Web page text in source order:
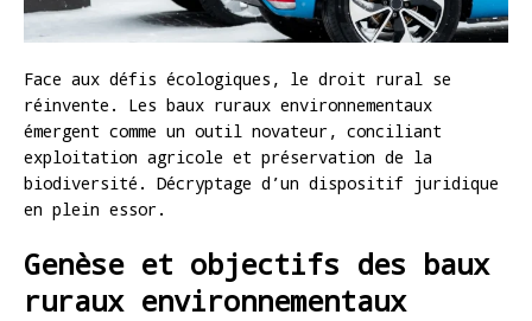
Face aux défis écologiques, le droit rural se
réinvente. Les baux ruraux environnementaux
émergent comme un outil novateur, conciliant
exploitation agricole et préservation de la
biodiversité. Décryptage d’un dispositif juridique
en plein essor.
Genèse et objectifs des baux
ruraux environnementaux